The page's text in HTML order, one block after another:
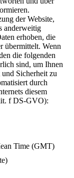
der Website,
anderweitig
erhoben, die
übermittelt. Wenn
die folgenden
sind, um Ihnen
Sicherheit zu
durch
diesem
f DS-GVO):
Time (GMT)